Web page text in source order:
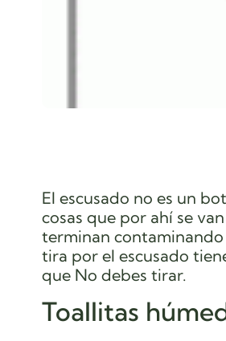
El escusado no es un
cosas que por ahí se
terminan
tira por el escusado
que No debes tirar.
Toallitas